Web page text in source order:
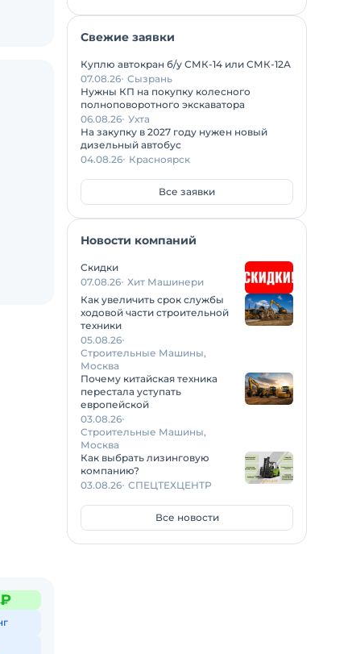
Свежие заявки
Куплю автокран б/у СМК-14 или СМК-12А
07.08.26 Сызрань
Нужны КП на покупку колесного
полноповоротного экскаватора
06.08.26 Ухта
На закупку в 2027 году нужен новый
дизельный автобус
04.08.26 Красноярск
Все заявки
Новости компаний
Скидки
07.08.26 Хит Машинери
Как увеличить срок службы
ходовой части строительной
техники
05.08.26
Строительные Машины,
Москва
Почему китайская техника
перестала уступать
европейской
03.08.26
Строительные Машины,
Москва
Как выбрать лизинговую
компанию?
03.08.26 СПЕЦТЕХЦЕНТР
Все новости